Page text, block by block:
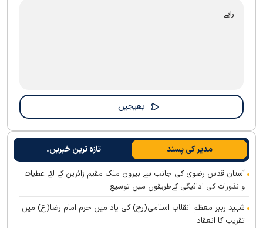
مدیر کی پسند تازہ ترین خبریں۔
آستان قدس رضوی کی جانب سے بیرون ملک مقیم زائرین کے لئے عطیات
و نذورات کی ادائیگی کےطریقوں میں توسیع
شہید رہبر معظم انقلاب اسلامی(رح) کی یاد میں حرم امام رضا(ع) میں
تقریب کا انعقاد